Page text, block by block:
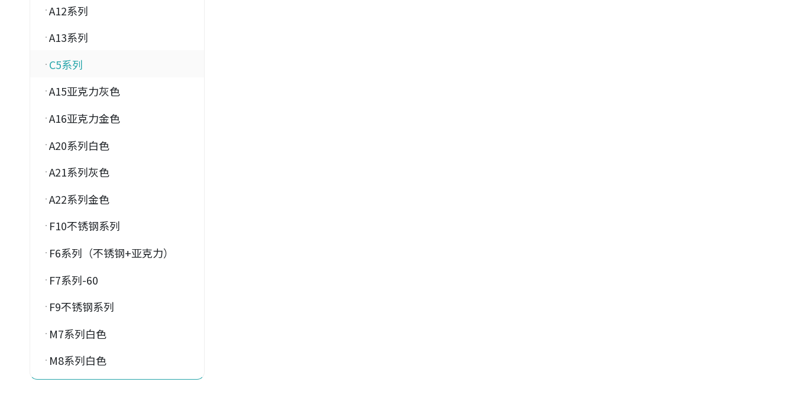
A12系列
A13系列
C5系列
A15亚克力灰色
A16亚克力金色
A20系列白色
A21系列灰色
A22系列金色
F10不锈钢系列
F6系列（不锈钢+亚克力）
F7系列-60
F9不锈钢系列
M7系列白色
M8系列白色